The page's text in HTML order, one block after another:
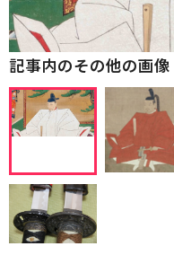
記事内のその他の画像